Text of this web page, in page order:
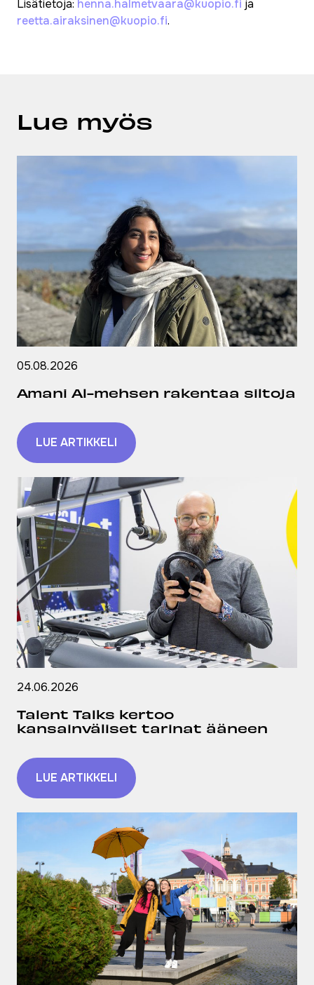
Lisätietoja: henna.halmetvaara@kuopio.fi ja
reetta.airaksinen@kuopio.fi.
Lue myös
05.08.2026
Amani Al-mehsen rakentaa siltoja
LUE ARTIKKELI
24.06.2026
Talent Talks kertoo
kansainväliset tarinat ääneen
LUE ARTIKKELI